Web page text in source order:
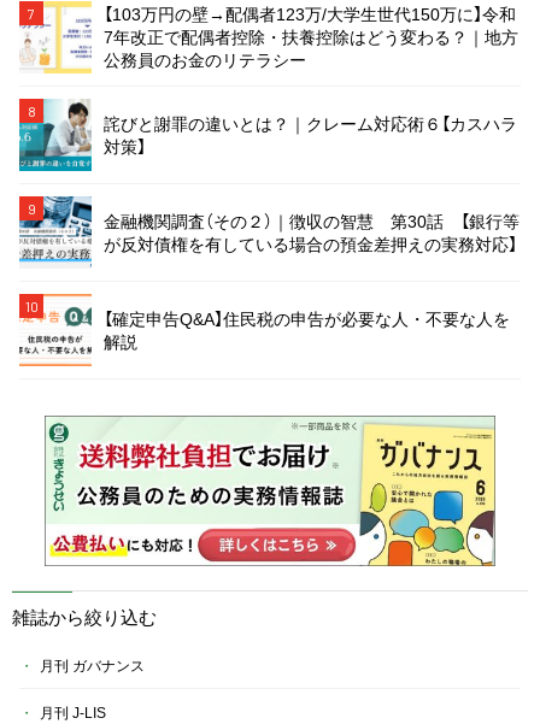
7
【103万円の壁→配偶者123万/大学生世代150万に】令和
7年改正で配偶者控除・扶養控除はどう変わる？｜地方
公務員のお金のリテラシー
8
詫びと謝罪の違いとは？｜クレーム対応術６【カスハラ
対策】
9
金融機関調査（その２）｜徴収の智慧 第30話 【銀行等
が反対債権を有している場合の預金差押えの実務対応】
10
【確定申告Q&A】住民税の申告が必要な人・不要な人を
解説
雑誌から絞り込む
月刊 ガバナンス
月刊 J-LIS